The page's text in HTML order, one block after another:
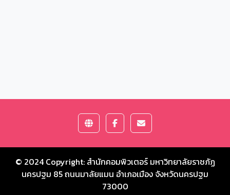
© 2024 Copyright: สำนักคอมพิวเตอร์ มหาวิทยาลัยราชภัฏ
นครปฐม 85 ถนนมาลัยแมน อำเภอเมือง จังหวัดนครปฐม
73000